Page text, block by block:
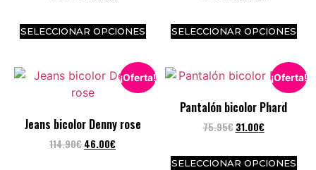
SELECCIONAR OPCIONES SELECCIONAR OPCIONES
¡Oferta!
Jeans bicolor Denny rose
114.90€ 46.00€
¡Oferta!
Pantalón bicolor Phard
75.95€ 31.00€
SELECCIONAR OPCIONES